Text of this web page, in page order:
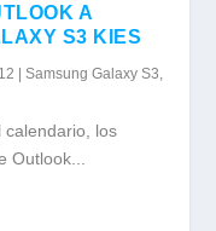
A
S3 KIES
|Samsung Galaxy S3
calendario, los
Outlook...